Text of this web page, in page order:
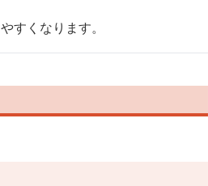
すくなります。